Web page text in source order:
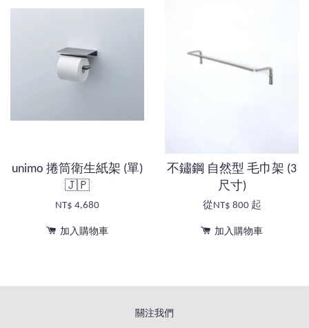
unimo 捲筒衛生紙架 (單)
🇯🇵
NT$ 4,680
加入購物車
不鏽鋼 自然型 毛巾架 (3
尺寸)
從NT$ 800 起
加入購物車
關注我們